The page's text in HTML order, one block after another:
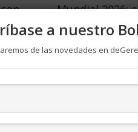
Mundial 2026:
detrás de USD
millones
julio 3, 2026 0
a nuestro
de las novedades en